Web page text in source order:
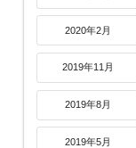
2020年2月
2019年11月
2019年8月
2019年5月